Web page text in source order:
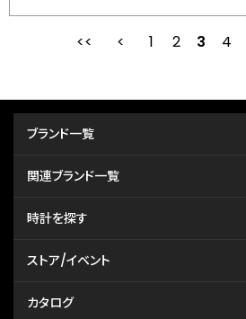
最初 前
1 2 3 4
ブランド一覧
関連ブランド一覧
時計を探す
ストア/イベント
カタログ